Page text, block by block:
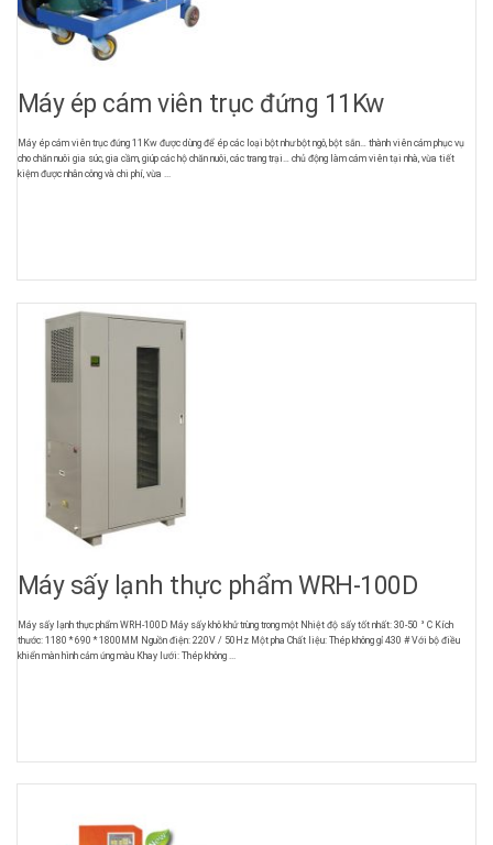
Máy ép cám viên trục đứng 11Kw
Máy ép cám viên trục đứng 11Kw được dùng để ép các loại bột như bột ngô, bột sắn… thành viên cám phục vụ
cho chăn nuôi gia súc, gia cầm, giúp các hộ chăn nuôi, các trang trại… chủ động làm cám viên tại nhà, vừa tiết
kiệm được nhân công và chi phí, vừa ...
Máy sấy lạnh thực phẩm WRH-100D
Máy sấy lạnh thực phẩm WRH-100D Máy sấy khô khử trùng trong một Nhiệt độ sấy tốt nhất: 30-50 ° C Kích
thước: 1180 * 690 * 1800MM Nguồn điện: 220V / 50Hz Một pha Chất liệu: Thép không gỉ 430 # Với bộ điều
khiển màn hình cảm ứng màu Khay lưới: Thép không ...